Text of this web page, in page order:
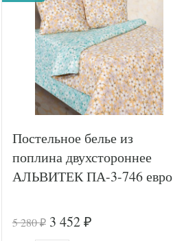
Постельное белье из
поплина двухстороннее
АЛЬВИТЕК ПА-3-746 евро
5 280₽ 3 452 ₽